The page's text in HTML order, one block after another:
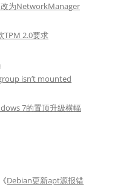
为NetworkManager
TPM 2.0要求
isn’t mounted
7的置顶升级横幅
Debian更新apt源报错